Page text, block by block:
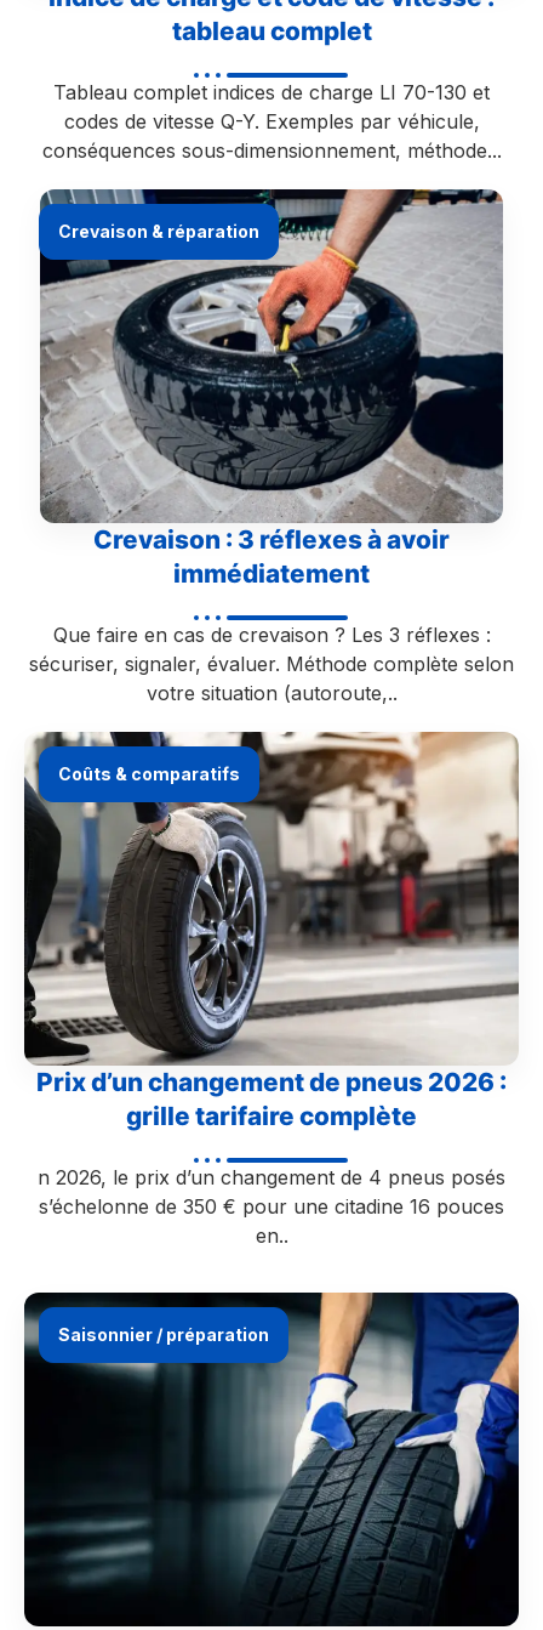
tableau complet
Tableau complet indices de charge LI 70-130 et
codes de vitesse Q-Y. Exemples par véhicule,
conséquences sous-dimensionnement, méthode...
Crevaison & réparation
Crevaison : 3 réflexes à avoir
immédiatement
Que faire en cas de crevaison ? Les 3 réflexes :
sécuriser, signaler, évaluer. Méthode complète selon
votre situation (autoroute,..
Coûts & comparatifs
Prix d’un changement de pneus 2026 :
grille tarifaire complète
n 2026, le prix d’un changement de 4 pneus posés
s’échelonne de 350 € pour une citadine 16 pouces
en..
Saisonnier / préparation